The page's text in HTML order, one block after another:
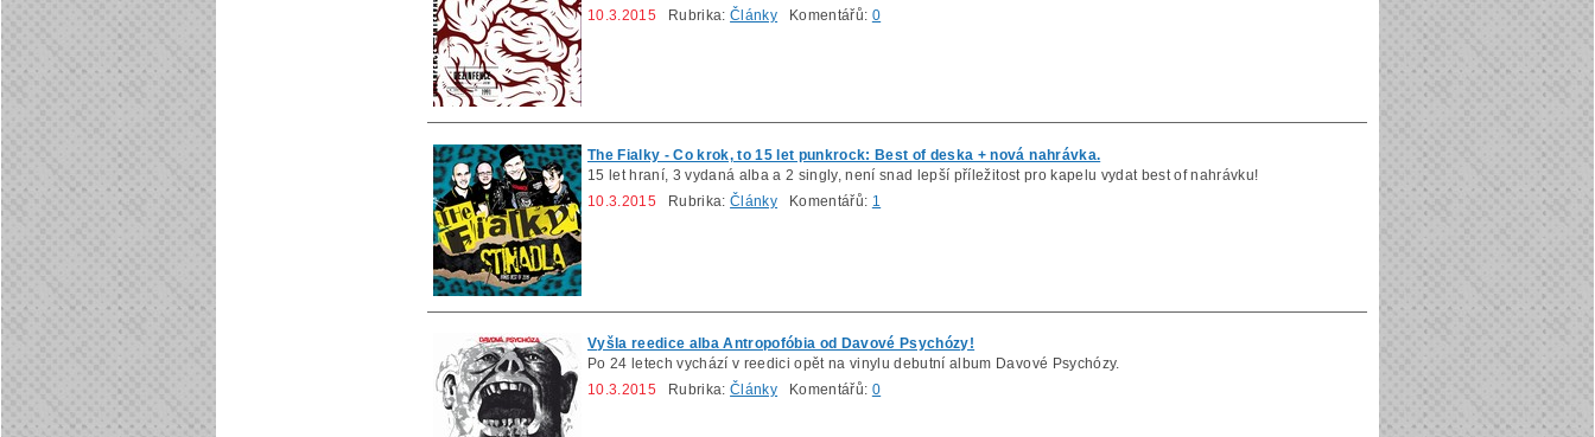
10.3.2015 Rubrika:Články Komentářů: 0
The Fialky - Co krok, to 15 let punkrock: Best of deska + nová nahrávka.
15 let hraní, 3 vydaná alba a 2 singly, není snad lepší příležitost pro kapelu vydat best of nahrávku!
10.3.2015 Rubrika:Články Komentářů: 1
Vyšla reedice alba Antropofóbia od Davové Psychózy!
Po 24 letech vychází v reedici opět na vinylu debutní album Davové Psychózy.
10.3.2015 Rubrika:Články Komentářů: 0